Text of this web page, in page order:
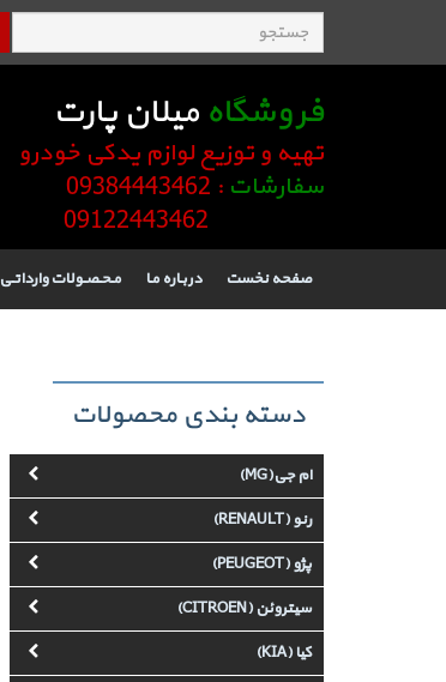
فروشگاه میلان پارت
تهیه و توزیع لوازم یدکی خودرو
سفارشات : 09384443462
صفحه نخست دربـاره مـا مـحـصـولات وارداتـی
دسته بندی محصولات
ام جی(MG)
رنو (RENAULT)
پژو (PEUGEOT)
سیتروئن (CITROEN)
کیا (KIA)